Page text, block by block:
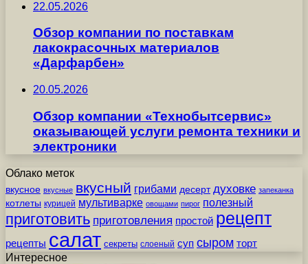
22.05.2026
Обзор компании по поставкам
лакокрасочных материалов
«Дарфарбен»
20.05.2026
Обзор компании «Технобытсервис»
оказывающей услуги ремонта техники и
электроники
Облако меток
вкусное вкусные вкусный грибами десерт духовке запеканка
котлеты курицей мультиварке овощами пирог полезный
приготовить приготовления простой рецепт
рецепты салат секреты слоеный суп сыром торт
Интересное